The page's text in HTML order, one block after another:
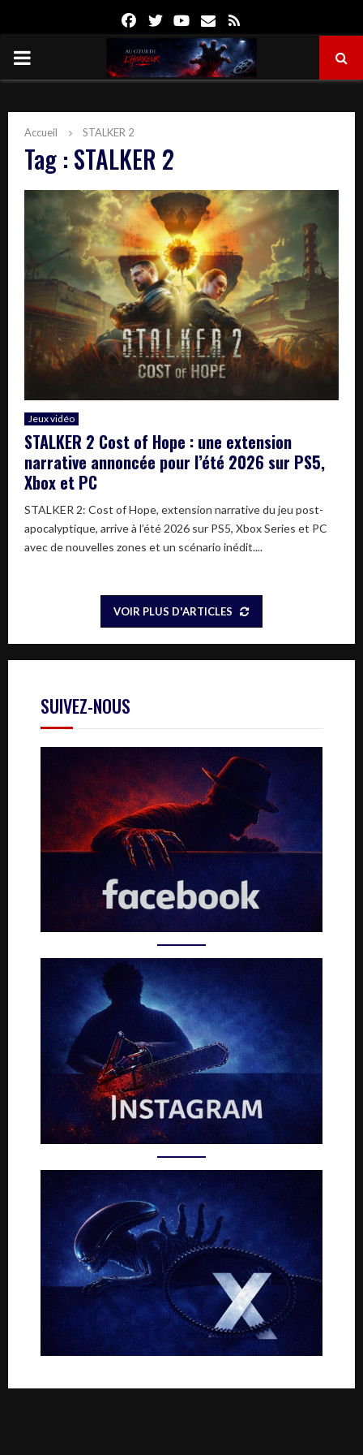
FacebookTwitterYoutube
Email
PRIMARY
Accueil STALKER 2
Tag : STALKER 2
Jeux vidéo
STALKER 2 Cost of Hope : une extension
narrative annoncée pour l’été 2026 sur PS5,
Xbox et PC
STALKER 2: Cost of Hope, extension narrative du jeu post-
apocalyptique, arrive à l’été 2026 sur PS5, Xbox Series et PC
avec de nouvelles zones et un scénario inédit....
VOIR PLUS D'ARTICLES
SUIVEZ-NOUS